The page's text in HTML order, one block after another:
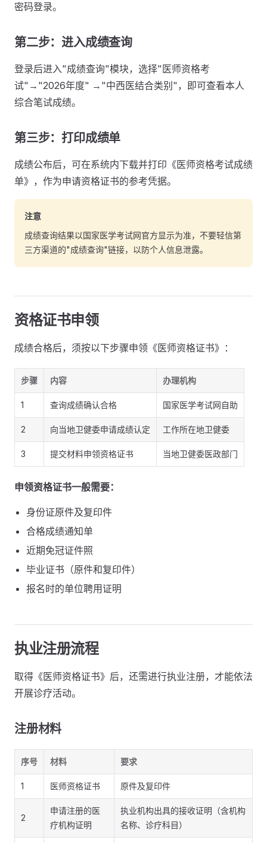
密码登录。
第二步：进入成绩查询
登录后进入"成绩查询"模块，选择"医师资格考
试"→"2026年度" →"中西医结合类别"，即可查看本人
综合笔试成绩。
第三步：打印成绩单
成绩公布后，可在系统内下载并打印《医师资格考试成绩
单》，作为申请资格证书的参考凭据。
注意
成绩查询结果以国家医学考试网官方显示为准，不要轻信第
三方渠道的"成绩查询"链接，以防个人信息泄露。
资格证书申领
成绩合格后，须按以下步骤申领《医师资格证书》：
步骤 内容 办理机构
1 查询成绩确认合格 国家医学考试网自助
2 向当地卫健委申请成绩认定 工作所在地卫健委
3 提交材料申领资格证书 当地卫健委医政部门
申领资格证书一般需要：
身份证原件及复印件
合格成绩通知单
近期免冠证件照
毕业证书（原件和复印件）
报名时的单位聘用证明
执业注册流程
取得《医师资格证书》后，还需进行执业注册，才能依法
开展诊疗活动。
注册材料
序号 材料 要求
1 医师资格证书 原件及复印件
2
申请注册的医
疗机构证明
执业机构出具的接收证明（含机构
名称、诊疗科目）